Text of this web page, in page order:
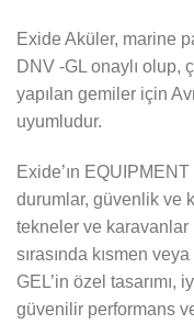
Exide Aküler, marine
DNV -GL onaylı olup,
yapılan gemiler için
uyumludur.
Exide’ın
durumlar, güvenlik ve
tekneler ve karavanlar
sırasında kısmen
GEL’in özel
güvenilir performans